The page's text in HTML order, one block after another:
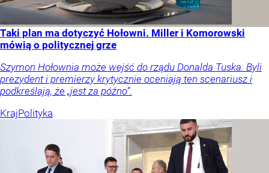
Taki plan ma dotyczyć Hołowni. Miller i Komorowski
mówią o politycznej grze
Szymon Hołownia może wejść do rządu Donalda Tuska. Byli
prezydent i premierzy krytycznie oceniają ten scenariusz i
podkreślają, że „jest za późno”.
KrajPolityka